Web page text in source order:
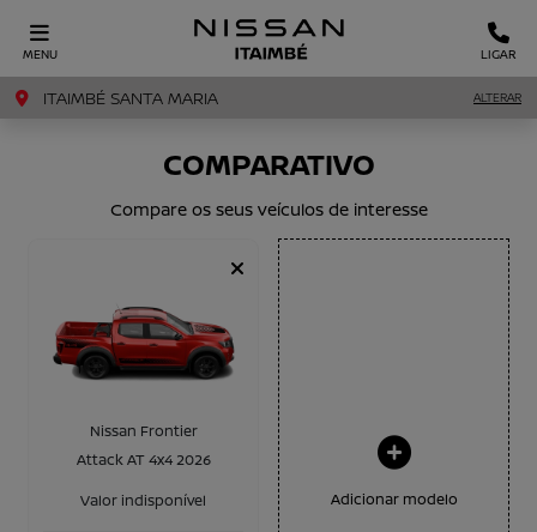
MENU LIGAR
ITAIMBÉ SANTA MARIA ALTERAR
COMPARATIVO
Compare os seus veículos de interesse
Nissan Frontier
Attack AT 4x4 2026
Valor indisponível
Adicionar modelo